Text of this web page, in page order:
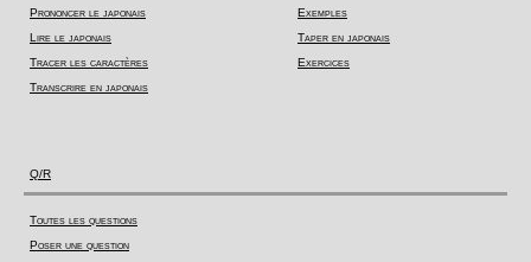
Prononcer le japonais
Lire le japonais
Tracer les caractères
Transcrire en japonais
Exemples
Taper en japonais
Exercices
Q/R
Toutes les questions
Poser une question